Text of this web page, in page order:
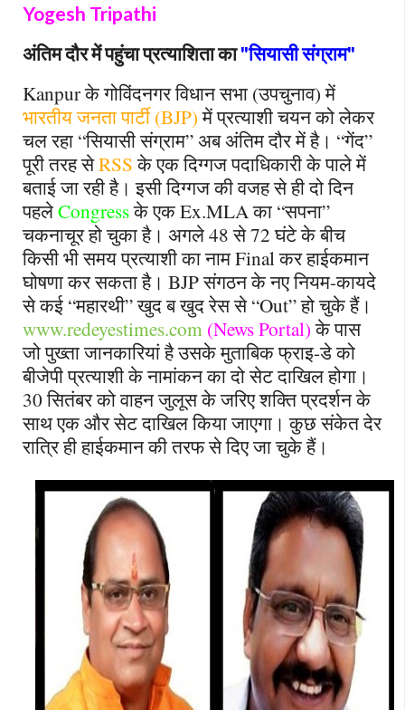
Yogesh Tripathi
अंतिम दौर में पहुंचा प्रत्याशिता का"सियासी संग्राम"
Kanpurके गोविंदनगर विधान सभा (उपचुनाव) में
भारतीय जनता पार्टी (BJP) में प्रत्याशी चयन को लेकर
चल रहा “सियासी संग्राम”अब अंतिम दौर में है। “गेंद”
पूरी तरह सेRSSके एक दिग्गज पदाधिकारी के पाले में
बताई जा रही है। इसी दिग्गज की वजह से ही दो दिन
पहलेCongressके एकEx.MLAका “सपना”
चकनाचूर हो चुका है। अगले 48 से 72 घंटे के बीच
किसी भी समय प्रत्याशी का नामFinalकर हाईकमान
घोषणा कर सकता है। BJPसंगठन के नए नियम-कायदे
से कई “महारथी”खुद ब खुद रेस से“Out”हो चुके हैं।
www.redeyestimes.com (News Portal) के पास
जो पुख्ता जानकारियां है उसके मुताबिक फ्राइ-डे को
बीजेपी प्रत्याशी के नामांकन का दो सेट दाखिल होगा।
30 सितंबर को वाहन जुलूस के जरिए शक्ति प्रदर्शन के
साथ एक और सेट दाखिल किया जाएगा। कुछ संकेत देर
रात्रि ही हाईकमान की तरफ से दिए जा चुके हैं।